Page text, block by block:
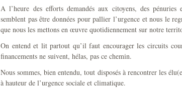
A l’heure des efforts demandés aux citoyens, des
semblent pas être données pour pallier l’urgence et nous le
que nous les mettons en œuvre quotidiennement sur notre
On entend et lit partout qu’il faut encourager les circuits
financements ne suivent, hélas, pas ce chemin.
Nous sommes, bien entendu, tout disposés à rencontrer les
à hauteur de l’urgence sociale et climatique.